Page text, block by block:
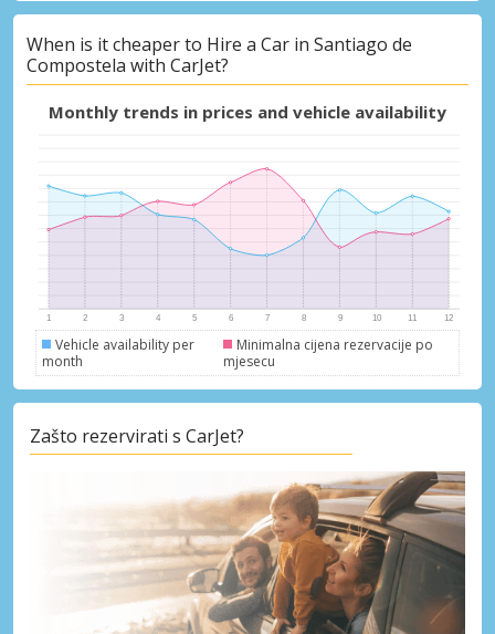
When is it cheaper to Hire a Car in Santiago de
Compostela with CarJet?
Monthly trends in prices and vehicle availability
Vehicle availability per
month
Minimalna cijena rezervacije po
mjesecu
Zašto rezervirati s CarJet?